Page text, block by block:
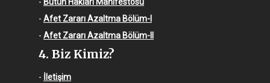
- Bütün Hakları Manifestosu
- Afet Zararı Azaltma Bölüm-I
- Afet Zararı Azaltma Bölüm-II
4. Biz Kimiz?
- İletişim